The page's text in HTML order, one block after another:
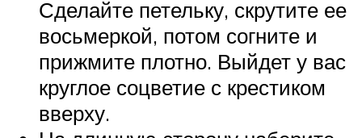
Сделайте петельку, скрутите ее
восьмеркой, потом согните и
прижмите плотно. Выйдет у вас
круглое соцветие с крестиком
вверху.